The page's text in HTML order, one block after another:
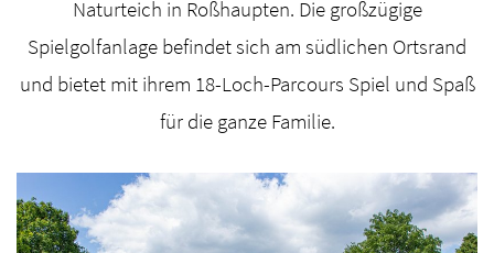
Naturteich in Roßhaupten. Die großzügige
Spielgolfanlage befindet sich am südlichen Ortsrand
und bietet mit ihrem 18-Loch-Parcours Spiel und Spaß
für die ganze Familie.